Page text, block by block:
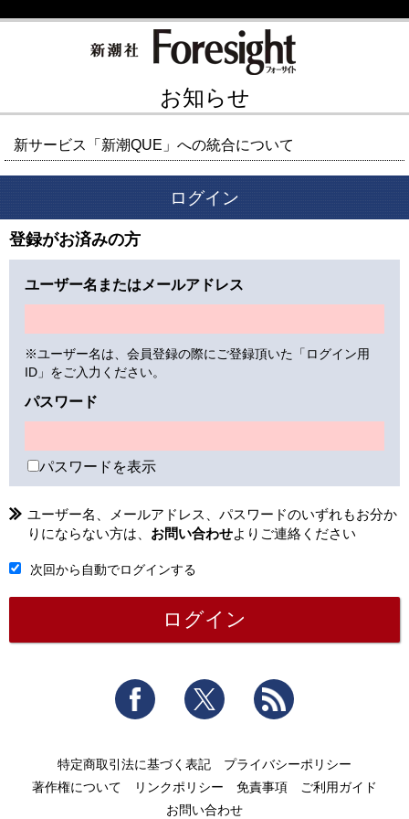
お知らせ
新サービス「新潮QUE」への統合について
ログイン
登録がお済みの方
ユーザー名またはメールアドレス
※ユーザー名は、会員登録の際にご登録頂いた「ログイン用
ID」をご入力ください。
パスワード
パスワードを表示
ユーザー名、メールアドレス、パスワードのいずれもお分か
りにならない方は、 お問い合わせよりご連絡ください
次回から自動でログインする
Facebook Twitter
特定商取引法に基づく表記
プライバシーポリシー
著作権について
リンクポリシー 免責事項
ご利用ガイド
お問い合わせ